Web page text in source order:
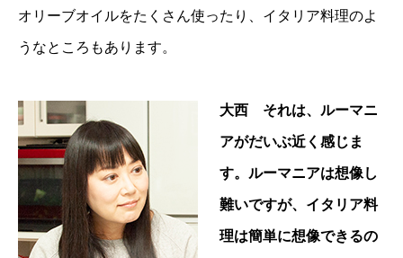
オリーブオイルをたくさん使ったり、イタリア料理のよ
うなところもあります。
大西 それは、ルーマニ
アがだいぶ近く感じま
す。ルーマニアは想像し
難いですが、イタリア料
理は簡単に想像できるの